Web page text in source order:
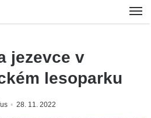
jezevce v
lesoparku
28. 11. 2022